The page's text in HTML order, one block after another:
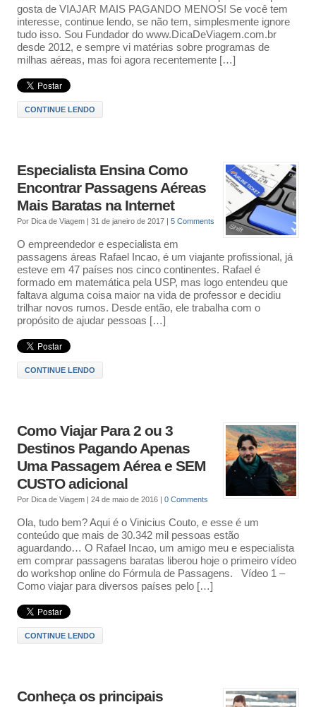
gosta de VIAJAR MAIS PAGANDO MENOS! Se você tem
interesse, continue lendo, se não tem, simplesmente ignore
tudo isso. Sou Fundador do www.DicaDeViagem.com.br
desde 2012, e sempre vi matérias sobre programas de
milhas aéreas, mas foi agora recentemente […]
CONTINUE LENDO
Especialista Ensina Como
Encontrar Passagens Aéreas
Mais Baratas na Internet
Por Dica de Viagem| 31 de janeiro de 2017 5 Comments
O empreendedor e especialista em
passagens áreas Rafael Incao, é um viajante profissional, já
esteve em 47 países nos cinco continentes. Rafael é
formado em matemática pela USP, mas logo entendeu que
faltava alguma coisa maior na vida de professor e decidiu
trilhar novos rumos. Desde então, ele trabalha com o
propósito de ajudar pessoas […]
CONTINUE LENDO
Como Viajar Para 2 ou 3
Destinos Pagando Apenas
Uma Passagem Aérea e SEM
CUSTO adicional
Por Dica de Viagem| 24 de maio de 2016 0 Comments
Ola, tudo bem? Aqui é o Vinicius Couto, e esse é um
conteúdo que mais de 30.342 mil pessoas estão
aguardando… O Rafael Incao, um amigo meu e especialista
em comprar passagens baratas liberou hoje o primeiro vídeo
do workshop online do Fórmula de Passagens. Vídeo 1 –
Como viajar para diversos países pelo […]
CONTINUE LENDO
Conheça os principais